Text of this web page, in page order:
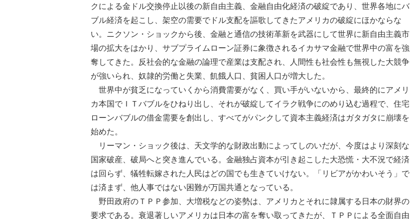
クによる金ドル交換停止以後の新自由主義、金融自由化経済の破綻であり、世界各地にバ
ブル経済を起こし、架空の需要でドル支配を謳歌してきたアメリカの破綻にほかならな
い。ニクソン・ショックから後、金融と通信の技術革新を武器にして世界に新自由主義市
場の拡大をはかり、サブプライムローン証券に象徴されるイカサマ金融で世界中の富を強
奪してきた。反社会的な金融の論理で産業は支配され、人間性も社会性も無視した大競争
が強いられ、奴隷的労働と失業、飢餓人口、貧困人口が増大した。
世界中が貧乏になっていくから消費需要がなく、買い手がいないから、最終的にアメリ
カ本国でＩＴバブルをひねり出し、それが破綻してイラク戦争にのめり込む過程で、住宅
ローンバブルの借金需要を創出し、すべてがパンクして資本主義経済はガタガタに崩壊を
始めた。
リーマン・ショック後は、天文学的な財政出動によってしのいだが、今度はより深刻な
国家破産、破局へと突き進んでいる。金融独占資本が引き起こした大恐慌・大不況で経済
は回らず、犠牲転嫁された人民はどの国でも生きていけない。「リビアがかわいそう」で
は済まず、他人事ではない困難が万国共通となっている。
野田政府のＴＰＰ参加、大増税などの姿勢は、アメリカとそれに隷属する日本の財界の
要求である。衰退著しいアメリカは日本の富を奪い取ってきたが、ＴＰＰによる全面自由